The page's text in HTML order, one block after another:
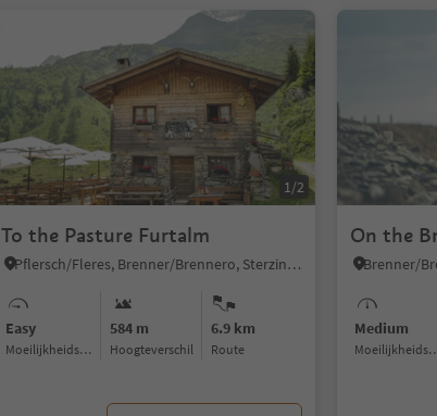
1/2
To the Pasture Furtalm
Pflersch/Fleres, Brenner/Brennero, Sterzing/Vipiteno and environs
Easy
Moeilijkheidsgraad
584 m
Hoogteverschil
6.9 km
Route
On the
Medium
Moeilijkheidsgraad